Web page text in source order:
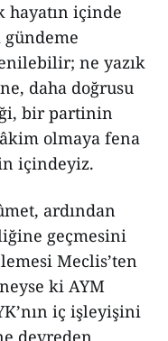
içinde
ne yazık
daha doğrusu
bir partinin
olmaya fena
içindeyiz.
ardından
geçmesini
Meclis’ten
ki AYM
iç işleyişini
devreden